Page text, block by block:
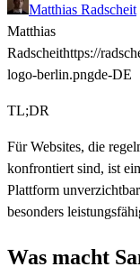
Matthias Radscheit
Matthias
Radscheithttps://
logo-berlin.pngde-DE
TL;DR
Für Websites, die
konfrontiert sind, ist
Plattform
besonders
Was macht